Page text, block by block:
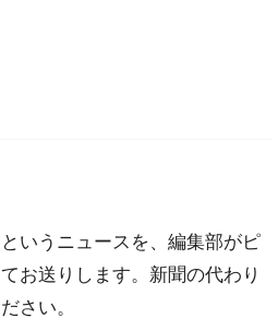
いうニュースを、編集部がピ
お送りします。新聞の代わり
さい。